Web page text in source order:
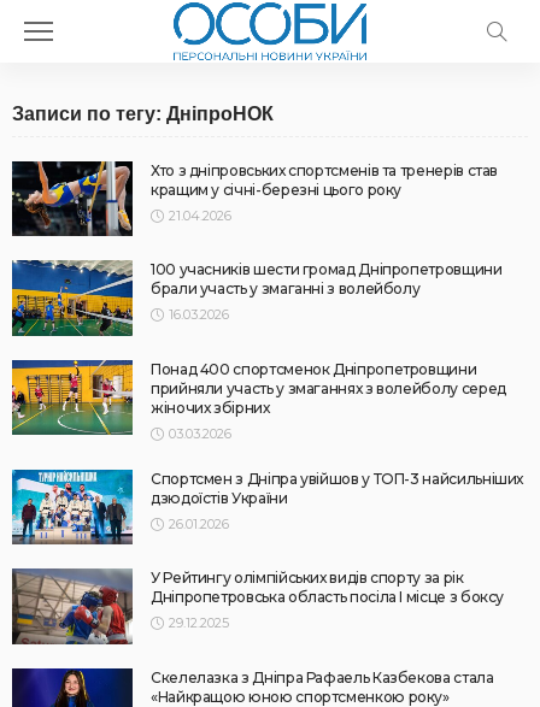
Записи по тегу: ДніпроНОК
Хто з дніпровських спортсменів та тренерів став
кращим у січні-березні цього року
21.04.2026
100 учасників шести громад Дніпропетровщини
брали участь у змаганні з волейболу
16.03.2026
Понад 400 спортсменок Дніпропетровщини
прийняли участь у змаганнях з волейболу серед
жіночих збірних
03.03.2026
Спортсмен з Дніпра увійшов у ТОП-3 найсильніших
дзюдоїстів України
26.01.2026
У Рейтингу олімпійських видів спорту за рік
Дніпропетровська область посіла I місце з боксу
29.12.2025
Скелелазка з Дніпра Рафаель Казбекова стала
«Найкращою юною спортсменкою року»